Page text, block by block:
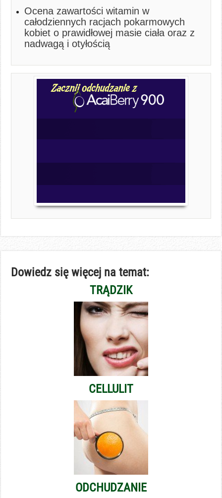
Ocena zawartości witamin w
całodziennych racjach pokarmowych
kobiet o prawidłowej masie ciała oraz z
nadwagą i otyłością
Dowiedz się więcej na temat:
TRĄDZIK
CELLULIT
ODCHUDZANIE